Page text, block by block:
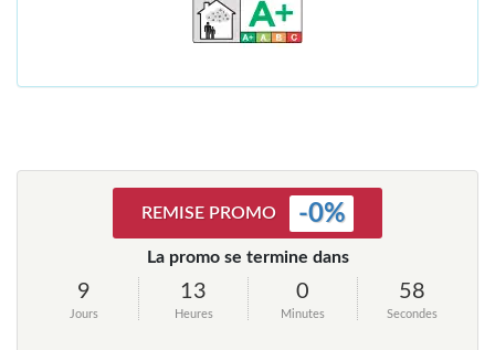
REMISE PROMO -0%
La promo se termine dans
9
Jours
13
Heures
0
Minutes
58
Secondes